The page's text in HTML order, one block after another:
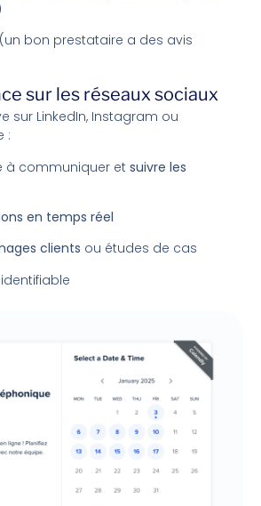
(un bon prestataire a des avis
sur les réseaux sociaux
sur LinkedIn, Instagram ou
:
à communiquer et suivre les
en temps réel
clients ou études de cas